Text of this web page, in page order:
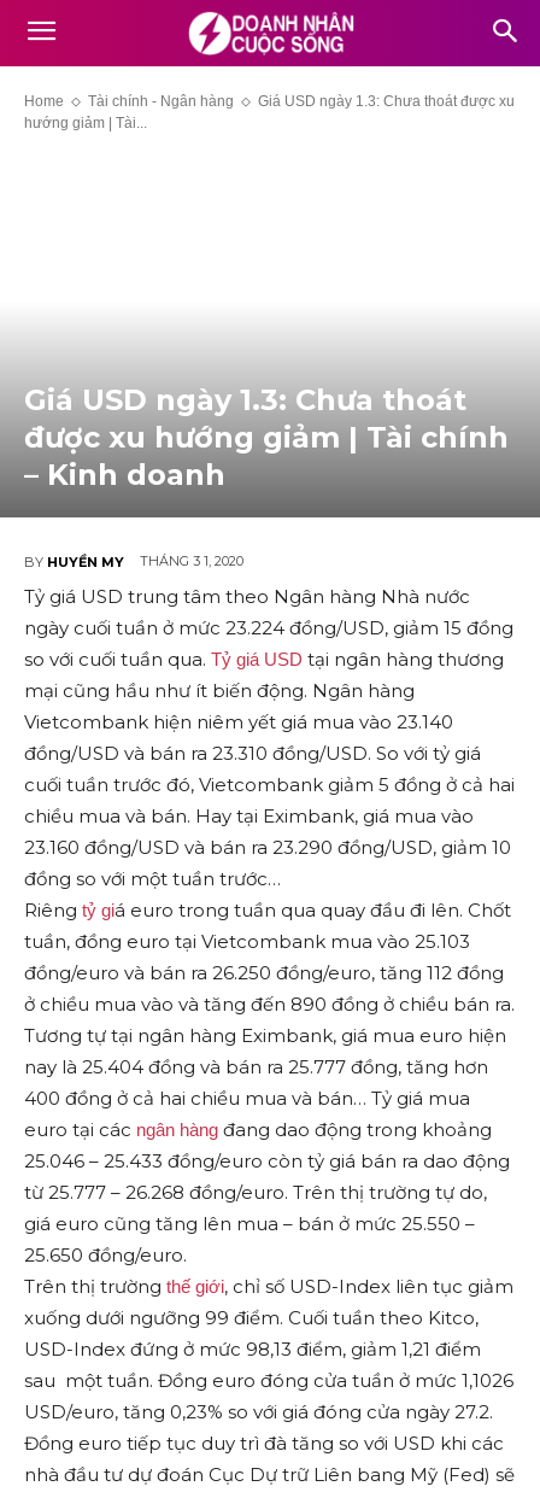
Home Tài chính - Ngân hàng
Giá USD ngày 1.3: Chưa thoát được xu
hướng giảm | Tài...
Giá USD ngày 1.3: Chưa thoát
được xu hướng giảm | Tài chính
– Kinh doanh
BY HUYỀN MY THÁNG 3 1, 2020
Tỷ giá USD trung tâm theo Ngân hàng Nhà nước
ngày cuối tuần ở mức 23.224 đồng/USD, giảm 15 đồng
so với cuối tuần qua. Tỷ giá USD tại ngân hàng thương
mại cũng hầu như ít biến động. Ngân hàng
Vietcombank hiện niêm yết giá mua vào 23.140
đồng/USD và bán ra 23.310 đồng/USD. So với tỷ giá
cuối tuần trước đó, Vietcombank giảm 5 đồng ở cả hai
chiều mua và bán. Hay tại Eximbank, giá mua vào
23.160 đồng/USD và bán ra 23.290 đồng/USD, giảm 10
đồng so với một tuần trước…
Riêng tỷ giá euro trong tuần qua quay đầu đi lên. Chốt
tuần, đồng euro tại Vietcombank mua vào 25.103
đồng/euro và bán ra 26.250 đồng/euro, tăng 112 đồng
ở chiều mua vào và tăng đến 890 đồng ở chiều bán ra.
Tương tự tại ngân hàng Eximbank, giá mua euro hiện
nay là 25.404 đồng và bán ra 25.777 đồng, tăng hơn
400 đồng ở cả hai chiều mua và bán… Tỷ giá mua
euro tại các ngân hàng đang dao động trong khoảng
25.046 – 25.433 đồng/euro còn tỷ giá bán ra dao động
từ 25.777 – 26.268 đồng/euro. Trên thị trường tự do,
giá euro cũng tăng lên mua – bán ở mức 25.550 –
25.650 đồng/euro.
Trên thị trường thế giới, chỉ số USD-Index liên tục giảm
xuống dưới ngưỡng 99 điểm. Cuối tuần theo Kitco,
USD-Index đứng ở mức 98,13 điểm, giảm 1,21 điểm
sau một tuần. Đồng euro đóng cửa tuần ở mức 1,1026
USD/euro, tăng 0,23% so với giá đóng cửa ngày 27.2.
Đồng euro tiếp tục duy trì đà tăng so với USD khi các
nhà đầu tư dự đoán Cục Dự trữ Liên bang Mỹ (Fed) sẽ